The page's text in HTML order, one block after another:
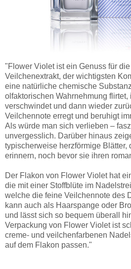
"Flower Violet ist ein Genuss für
Veilchenextrakt, der wichtigsten
eine natürliche chemische
olfaktorischen Wahrnehmung flirtet,
verschwindet und dann wieder
Veilchennote erregt und beruhigt
Als würde man sich verlieben –
unvergesslich. Darüber hinaus
typischerweise herzförmige Blätter,
erinnern, noch bevor sie ihren
Der Flakon von Flower Violet hat
die mit einer Stoffblüte im
welche die feine Veilchennote des
kann auch als Haarspange oder
und lässt sich so bequem überall
Verpackung von Flower Violet ist
creme- und veilchenfarbenen
auf dem Flakon passen."